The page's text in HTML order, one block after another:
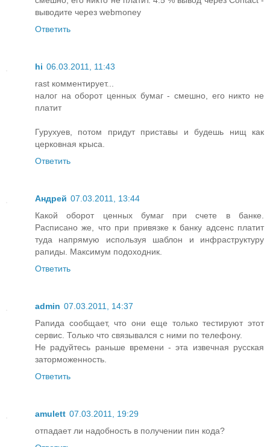
выводите через webmoney
Ответить
hi 06.03.2011, 11:43
rast комментирует...
налог на оборот ценных бумаг - смешно, его никто не
платит
Гурухуев, потом придут приставы и будешь нищ как
церковная крыса.
Ответить
Андрей 07.03.2011, 13:44
Какой оборот ценных бумаг при счете в банке.
Расписано же, что при привязке к банку адсенс платит
туда напрямую используя шаблон и инфраструктуру
рапиды. Максимум подоходник.
Ответить
admin 07.03.2011, 14:37
Рапида сообщает, что они еще только тестируют этот
сервис. Только что связывался с ними по телефону.
Не радуйтесь раньше времени - эта извечная русская
заторможенность.
Ответить
amulett 07.03.2011, 19:29
отпадает ли надобность в получении пин кода?